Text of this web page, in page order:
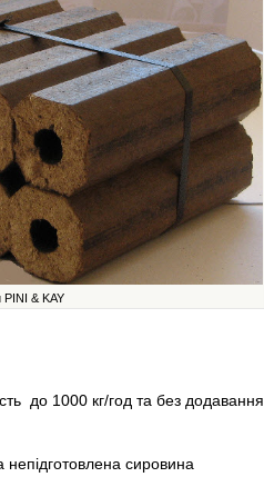
PINI & KAY
до 1000 кг/год та без додавання
сировина